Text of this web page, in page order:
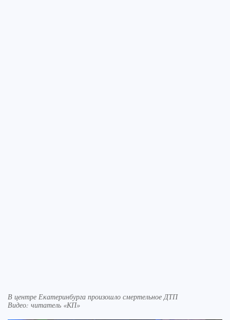
В центре Екатеринбурга произошло смертельное ДТП
Видео: читатель «КП»